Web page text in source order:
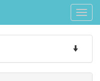
Toggle
Toggle